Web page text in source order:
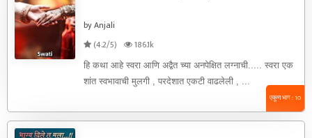
by Anjali
(4.2/5)
186.1k
हि कथा आहे स्वरा आणि अद्वैत च्या अनपेक्षित लग्नाची..... स्वरा एक
शांत स्वभावाची मुलगी , परदेशात एकटी वाढलेली , ...
एकूण भाग : 10